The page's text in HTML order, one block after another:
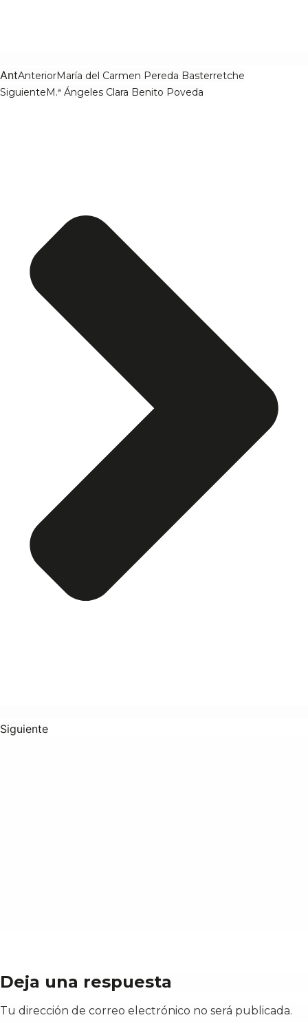
AntAnteriorMaría del Carmen Pereda Basterretche
SiguienteM.ª Ángeles Clara Benito Poveda
Siguiente
Deja una respuesta
Tu dirección de correo electrónico no será publicada.